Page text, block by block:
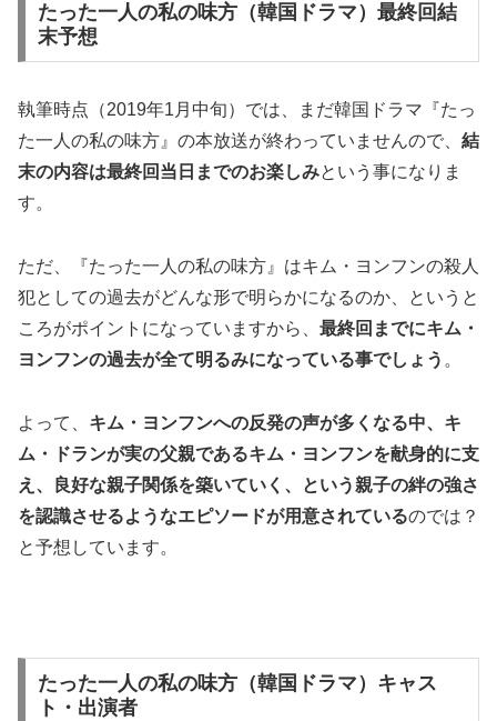
たった一人の私の味方（韓国ドラマ）最終回結
末予想
執筆時点（2019年1月中旬）では、まだ韓国ドラマ『たっ
た一人の私の味方』の本放送が終わっていませんので、 結
末の内容は最終回 当日までのお楽しみという事になりま
す。
ただ、『たった一人の私の味方』はキム・ヨンフンの殺人
犯としての過去がどんな形で明らかになるのか、というと
ころがポイントになっていますから、 最終回までにキム・
ヨンフンの過去が全て明るみになっている事でしょう 。
よって、 キム・ヨンフンへの反発の声が多くなる中、キ
ム・ドランが実の父親であるキム・ヨンフンを献身的に支
え、良好な親子関係を築いていく、という親子の絆の強さ
を認識させるようなエピソードが用意されているのでは？
と予想しています。
たった一人の私の味方（韓国ドラマ）キャス
ト・出演者